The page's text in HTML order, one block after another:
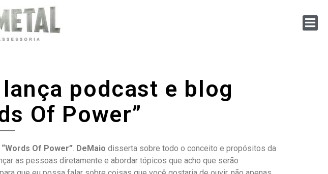
podcast e blog
Of Power”
“Words Of Power”. DeMaio disserta sobre todo o conceito e propósitos da
as pessoas diretamente e abordar tópicos que acho que serão